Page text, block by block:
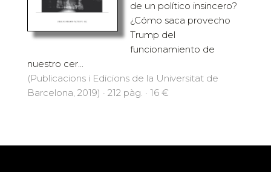
de un político insincero?
¿Cómo saca provecho
Trump del
funcionamiento de
nuestro cer...
(Publicacions i Edicions de la Universitat de
Barcelona, 2019) · 212 pàg. · 16 €